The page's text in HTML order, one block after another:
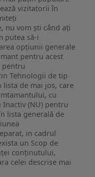
vizitatorii în
nu vom ști când ați
putea să-i
opțiunii generale
pentru acest
pentru
Tehnologii de tip
de mai jos, care
cu
(NU) pentru
lista generală de
in cadrul
un Scop de
conținutului,
celei descrise mai